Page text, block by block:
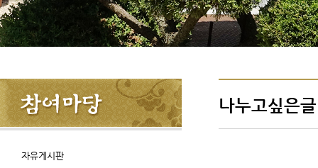
자유게시판
나누고싶은글